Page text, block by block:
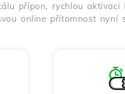
přípon, rychlou
online přítomnost nyní